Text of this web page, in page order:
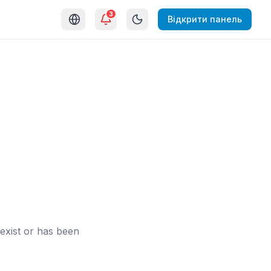
3
Відкрити панель
or has been